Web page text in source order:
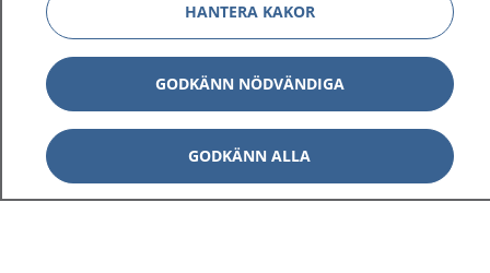
Hantering av kakor
Inställningar för kakor
HANTERA KAKOR
GODKÄNN NÖDVÄNDIGA
GODKÄNN ALLA